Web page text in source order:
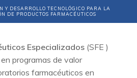
Y DESARROLLO TECNOLÓGICO PARA LA
DE PRODUCTOS FARMACÉUTICOS
Especializados (SFE )
programas de valor
farmacéuticos en